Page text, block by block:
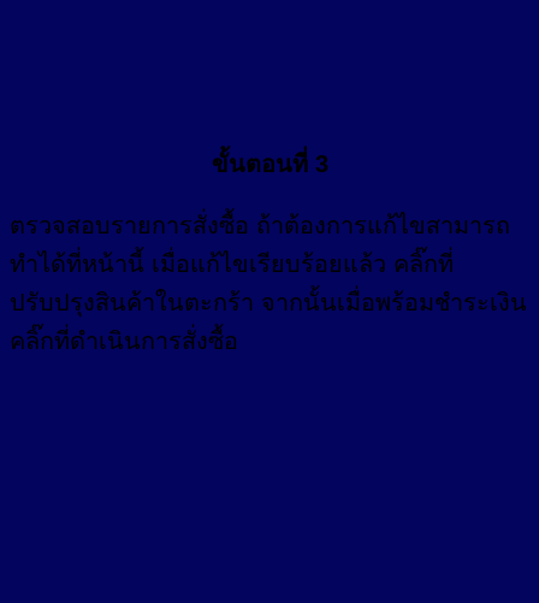
ขั้นตอนที่ 3
ตรวจสอบรายการสั่งซื้อ ถ้าต้องการแก้ไขสามารถ
ทำได้ที่หน้านี้ เมื่อแก้ไขเรียบร้อยแล้ว คลิ๊กที่
ปรับปรุงสินค้าในตะกร้า จากนั้นเมื่อพร้อมชำระเงิน
คลิ๊กที่ดำเนินการสั่งซื้อ